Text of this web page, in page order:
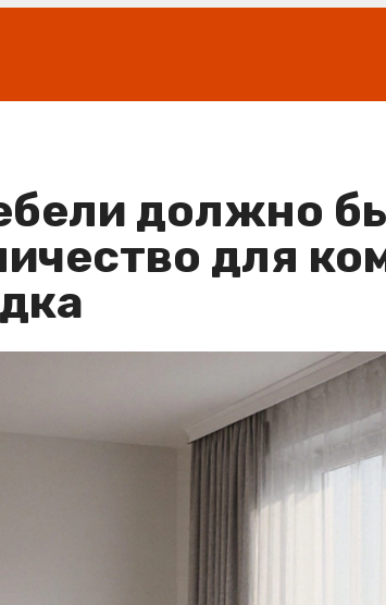
должно
для